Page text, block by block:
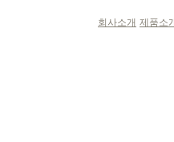
회사소개 제품소